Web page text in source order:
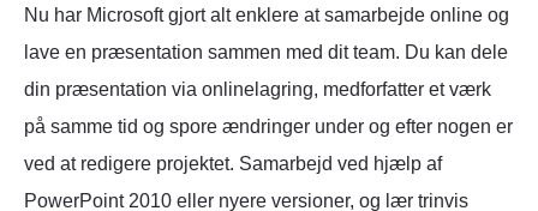
Nu har Microsoft gjort alt enklere at samarbejde online og
lave en præsentation sammen med dit team. Du kan dele
din præsentation via onlinelagring, medforfatter et værk
på samme tid og spore ændringer under og efter nogen er
ved at redigere projektet. Samarbejd ved hjælp af
PowerPoint 2010 eller nyere versioner, og lær trinvis